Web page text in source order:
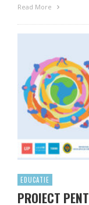
Read More
EDUCATIE
PROIECT